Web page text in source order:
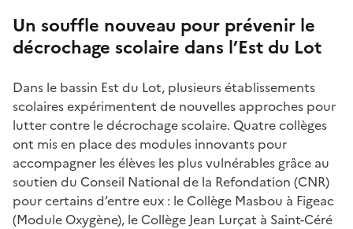
Un souffle nouveau pour prévenir le
décrochage scolaire dans l’Est du Lot
Dans le bassin Est du Lot, plusieurs établissements
scolaires expérimentent de nouvelles approches pour
lutter contre le décrochage scolaire. Quatre collèges
ont mis en place des modules innovants pour
accompagner les élèves les plus vulnérables grâce au
soutien du Conseil National de la Refondation (CNR)
pour certains d’entre eux : le Collège Masbou à Figeac
(Module Oxygène), le Collège Jean Lurçat à Saint-Céré